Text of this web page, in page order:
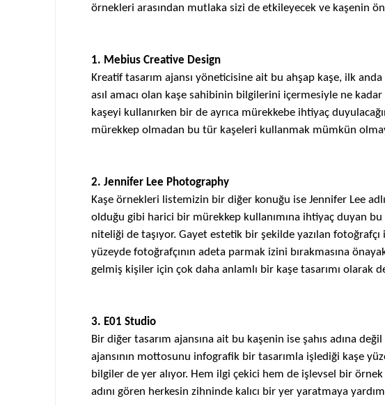
örnekleri arasından mutlaka sizi de etkileyecek ve kaşenin
1. Mebius Creative Design
Kreatif tasarım ajansı yöneticisine ait bu ahşap kaşe, ilk anda
asıl amacı olan kaşesahibinin bilgilerini içermesiyle ne kadar
kaşeyi kullanırken bir de ayrıca mürekkebe ihtiyaç
mürekkep olmadan bu tür kaşeleri kullanmak mümkün
2. Jennifer Lee Photography
Kaşeörnekleri listemizin bir diğer konuğu ise Jennifer Lee
olduğu gibi harici bir mürekkep kullanımına ihtiyaç duyan bu
niteliği de taşıyor. Gayet estetik bir şekilde yazılan fotoğrafçı
yüzeyde fotoğrafçının adeta parmak izini bırakmasına
gelmiş kişiler için çok daha anlamlı bir kaşetasarımı olarak
3. E01 Studio
Bir diğer tasarım ajansına ait bu kaşenin ise şahıs adına
ajansının mottosunu infografik bir tasarımla işlediği kaşe
bilgiler de yer alıyor. Hem ilgi çekici hem de işlevsel bir
adını gören herkesin zihninde kalıcı bir yer yaratmaya